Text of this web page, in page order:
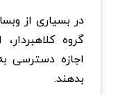
در بسیاری از
گروه
اجازه دسترسی
بدهند.